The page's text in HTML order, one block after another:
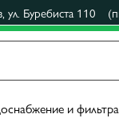
ул. Буребиста 110
и